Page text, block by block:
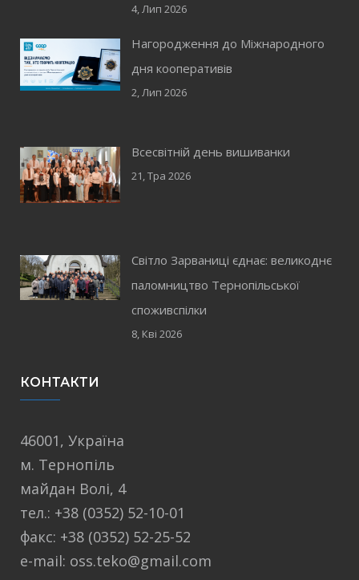
4, Лип 2026
Нагородження до Міжнародного
дня кооперативів
2, Лип 2026
Всесвітній день вишиванки
21, Тра 2026
Світло Зарваниці єднає: великоднє
паломництво Тернопільської
споживспілки
8, Кві 2026
КОНТАКТИ
46001, Україна
м. Тернопіль
майдан Волі, 4
тел.: +38 (0352) 52-10-01
факс: +38 (0352) 52-25-52
e-mail: oss.teko@gmail.com